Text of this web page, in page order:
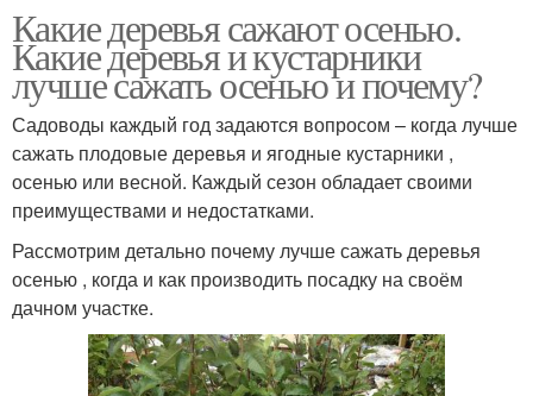
Какие деревья сажают осенью.
Какие деревья и кустарники
лучше сажать осенью и почему?
Садоводы каждый год задаются вопросом – когда лучше
сажать плодовые деревья и ягодные кустарники ,
осенью или весной. Каждый сезон обладает своими
преимуществами и недостатками.
Рассмотрим детально почему лучше сажать деревья
осенью , когда и как производить посадку на своём
дачном участке.